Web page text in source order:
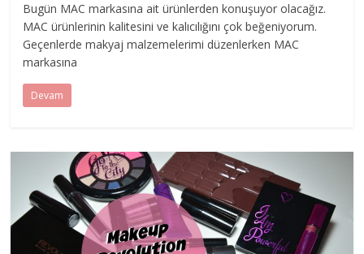
Bugün MAC markasına ait ürünlerden konuşuyor olacağız.
MAC ürünlerinin kalitesini ve kalıcılığını çok beğeniyorum.
Geçenlerde makyaj malzemelerimi düzenlerken MAC
markasına
Devam